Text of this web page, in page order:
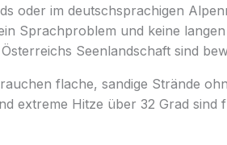
oder im deutschsprachigen
Sprachproblem und keine
Seenlandschaft sind
flache, sandige Strände
extreme Hitze über 32 Grad sind